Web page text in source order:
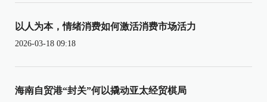
以人为本，情绪消费如何激活消费市场活力
2026-03-18 09:18
海南自贸港“封关”何以撬动亚太经贸棋局